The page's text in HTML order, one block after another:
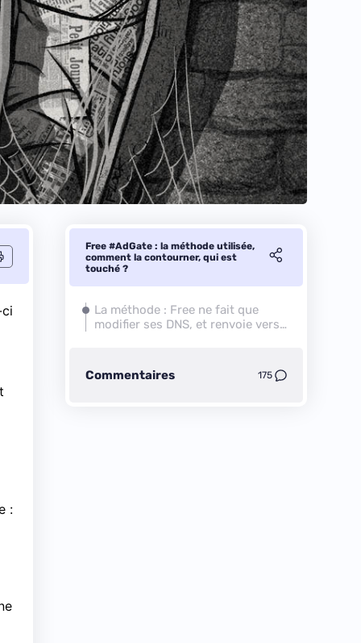
:
Free #AdGate : la méthode utilisée,
comment la contourner, qui est
touché ?
La méthode : Free ne fait que
modifier ses DNS, et renvoie vers
Commentaires 175